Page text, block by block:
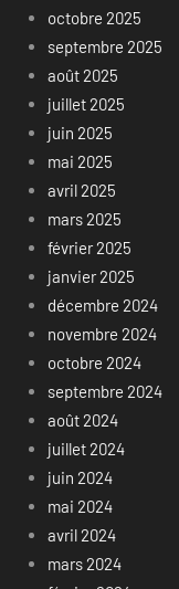
octobre 2025
septembre 2025
août 2025
juillet 2025
juin 2025
mai 2025
avril 2025
mars 2025
février 2025
janvier 2025
décembre 2024
novembre 2024
octobre 2024
septembre 2024
août 2024
juillet 2024
juin 2024
mai 2024
avril 2024
mars 2024